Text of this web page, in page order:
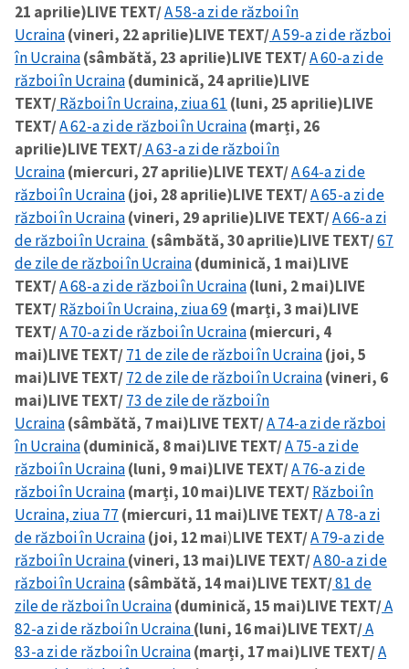
21 aprilie)LIVE TEXT/A 58-a zi de război în
Ucraina(vineri, 22 aprilie)LIVE TEXT/A 59-a zi de război
în Ucraina(sâmbătă, 23 aprilie)LIVE TEXT/A 60-a zi de
război în Ucraina(duminică, 24 aprilie)LIVE
TEXT/Război în Ucraina, ziua 61 (luni, 25 aprilie)LIVE
TEXT/A 62-a zi de război în Ucraina(marți, 26
aprilie)LIVE TEXT/A 63-a zi de război în
Ucraina(miercuri, 27 aprilie)LIVE TEXT/A 64-a zi de
război în Ucraina(joi, 28 aprilie)LIVE TEXT/A 65-a zi de
război în Ucraina(vineri, 29 aprilie)LIVE TEXT/A 66-a zi
de război în Ucraina (sâmbătă, 30 aprilie)LIVE TEXT/67
de zile de război în Ucraina(duminică, 1 mai)LIVE
TEXT/A 68-a zi de război în Ucraina(luni, 2 mai)LIVE
TEXT/Război în Ucraina, ziua 69(marți, 3 mai)LIVE
TEXT/A 70-a zi de război în Ucraina(miercuri, 4
mai)LIVE TEXT/71 de zile de război în Ucraina(joi, 5
mai)LIVE TEXT/72 de zile de război în Ucraina(vineri, 6
mai)LIVE TEXT/73 de zile de război în
Ucraina(sâmbătă, 7 mai)LIVE TEXT/A 74-a zi de război
în Ucraina(duminică, 8 mai)LIVE TEXT/A 75-a zi de
război în Ucraina(luni, 9 mai)LIVE TEXT/A 76-a zi de
război în Ucraina(marți, 10 mai)LIVE TEXT/Război în
Ucraina, ziua 77 (miercuri, 11 mai)LIVE TEXT/A 78-a zi
de război în Ucraina(joi, 12 mai)LIVE TEXT/A 79-a zi de
război în Ucraina(vineri, 13 mai)LIVE TEXT/A 80-a zi de
război în Ucraina(sâmbătă, 14 mai)LIVE TEXT/81 de
zile de război în Ucraina(duminică, 15 mai)LIVE TEXT/A
82-a zi de război în Ucraina(luni, 16 mai)LIVE TEXT/A
83-a zi de război în Ucraina(marți, 17 mai)LIVE TEXT/A